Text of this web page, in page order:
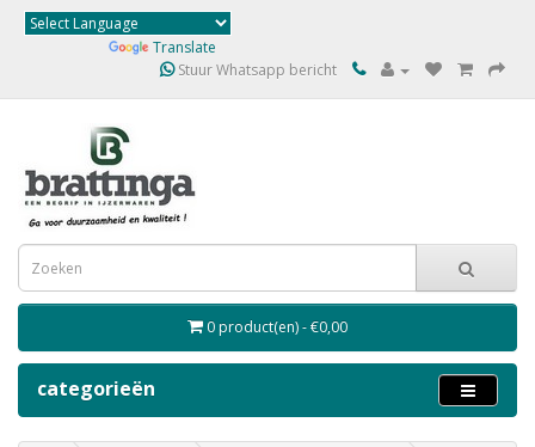
Translate
Stuur Whatsapp bericht
0 product(en) - €0,00
categorieën